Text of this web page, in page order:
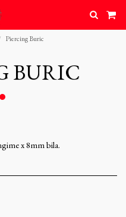
Piercing Buric
BURIC
x 8mm bila.